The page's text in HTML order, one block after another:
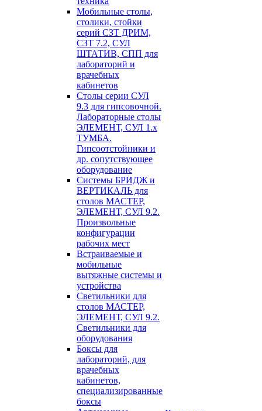
Мобильные столы,
столики, стойки
серий СЗТ ДРИМ,
СЗТ 7.2, СУЛ
ШТАТИВ, СПП для
лабораторий и
врачебных
кабинетов
Столы серии СУЛ
9.3 для гипсовочной.
Лабораторные столы
ЭЛЕМЕНТ, СУЛ 1.х
ТУМБА.
Гипсоотстойники и
др. сопутствующее
оборудование
Системы БРИДЖ и
ВЕРТИКАЛЬ для
столов МАСТЕР,
ЭЛЕМЕНТ, СУЛ 9.2.
Произвольные
конфигурации
рабочих мест
Встраиваемые и
мобильные
вытяжные системы и
устройства
Светильники для
столов МАСТЕР,
ЭЛЕМЕНТ, СУЛ 9.2.
Светильники для
оборудования
Боксы для
лабораторий, для
врачебных
кабинетов,
специализированные
боксы